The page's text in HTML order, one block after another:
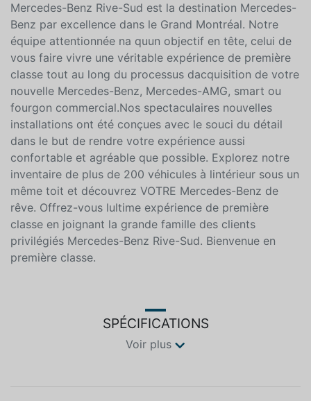
Mercedes-Benz Rive-Sud est la destination Mercedes-
Benz par excellence dans le Grand Montréal. Notre
équipe attentionnée na quun objectif en tête, celui de
vous faire vivre une véritable expérience de première
classe tout au long du processus dacquisition de votre
nouvelle Mercedes-Benz, Mercedes-AMG, smart ou
fourgon commercial.Nos spectaculaires nouvelles
installations ont été conçues avec le souci du détail
dans le but de rendre votre expérience aussi
confortable et agréable que possible. Explorez notre
inventaire de plus de 200 véhicules à lintérieur sous un
même toit et découvrez VOTRE Mercedes-Benz de
rêve. Offrez-vous lultime expérience de première
classe en joignant la grande famille des clients
privilégiés Mercedes-Benz Rive-Sud. Bienvenue en
première classe.
SPÉCIFICATIONS
Voir plus